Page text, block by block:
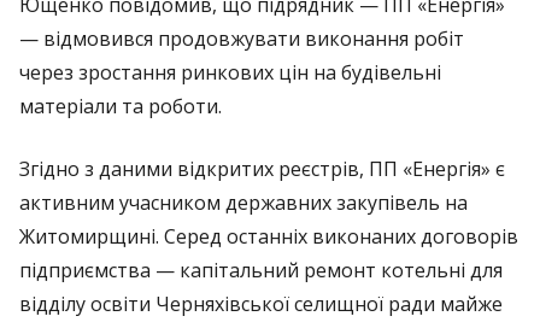
— відмовився продовжувати виконання робіт
через зростання ринкових цін на будівельні
матеріали та роботи.
Згідно з даними відкритих реєстрів, ПП «Енергія» є
активним учасником державних закупівель на
Житомирщині. Серед останніх виконаних договорів
підприємства — капітальний ремонт котельні для
відділу освіти Черняхівської селищної ради майже